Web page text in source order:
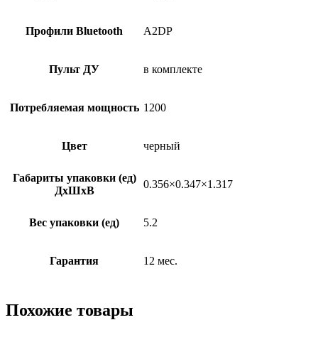
Профили Bluetooth A2DP
Пульт ДУ в комплекте
Потребляемая мощность 1200
Цвет черный
Габариты упаковки (ед)
ДхШхВ
0.356×0.347×1.317
Вес упаковки (ед) 5.2
Гарантия 12 мес.
Похожие товары